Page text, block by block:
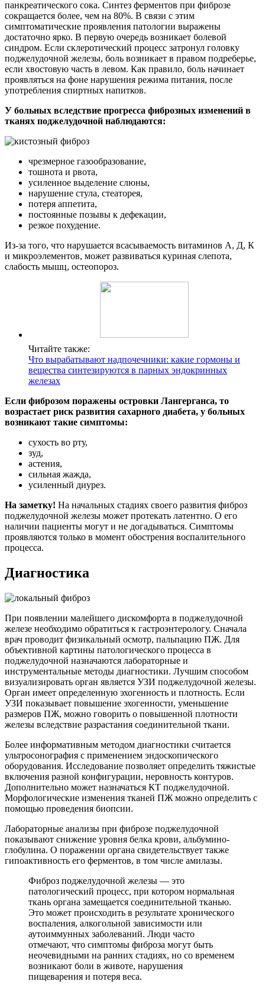
панкреатического сока. Синтез ферментов при фиброзе
сокращается более, чем на 80%. В связи с этим
симптоматические проявления патологии выражены
достаточно ярко. В первую очередь возникает болевой
синдром. Если склеротический процесс затронул головку
поджелудочной железы, боль возникает в правом подреберье,
если хвостовую часть в левом. Как правило, боль начинает
проявляться на фоне нарушения режима питания, после
употребления спиртных напитков.
У больных вследствие прогресса фиброзных изменений в
тканях поджелудочной наблюдаются:
чрезмерное газообразование,
тошнота и рвота,
усиленное выделение слюны,
нарушение стула, стеаторея,
потеря аппетита,
постоянные позывы к дефекации,
резкое похудение.
Из-за того, что нарушается всасываемость витаминов А, Д, К
и микроэлементов, может развиваться куриная слепота,
слабость мышц, остеопороз.
Читайте также:
Что вырабатывают надпочечники: какие гормоны и
вещества синтезируются в парных эндокринных
железах
Если фиброзом поражены островки Лангерганса, то
возрастает риск развития сахарного диабета, у больных
возникают такие симптомы:
сухость во рту,
зуд,
астения,
сильная жажда,
усиленный диурез.
На заметку! На начальных стадиях своего развития фиброз
поджелудочной железы может протекать латентно. О его
наличии пациенты могут и не догадываться. Симптомы
проявляются только в момент обострения воспалительного
процесса.
Диагностика
При появлении малейшего дискомфорта в поджелудочной
железе необходимо обратиться к гастроэнтерологу. Сначала
врач проводит физикальный осмотр, пальпацию ПЖ. Для
объективной картины патологического процесса в
поджелудочной назначаются лабораторные и
инструментальные методы диагностики. Лучшим способом
визуализировать орган является УЗИ поджелудочной железы.
Орган имеет определенную эхогенность и плотность. Если
УЗИ показывает повышение эхогенности, уменьшение
размеров ПЖ, можно говорить о повышенной плотности
железы вследствие разрастания соединительной ткани.
Более информативным методом диагностики считается
ультросонография с применением эндоскопического
оборудования. Исследование позволяет определить тяжистые
включения разной конфигурации, неровность контуров.
Дополнительно может назначаться КТ поджелудочной.
Морфологические изменения тканей ПЖ можно определить с
помощью проведения биопсии.
Лабораторные анализы при фиброзе поджелудочной
показывают снижение уровня белка крови, альбумино-
глобулина. О поражении органа свидетельствует также
гипоактивность его ферментов, в том числе амилазы.
Фиброз поджелудочной железы — это
патологический процесс, при котором нормальная
ткань органа замещается соединительной тканью.
Это может происходить в результате хронического
воспаления, алкогольной зависимости или
аутоиммунных заболеваний. Люди часто
отмечают, что симптомы фиброза могут быть
неочевидными на ранних стадиях, но со временем
возникают боли в животе, нарушения
пищеварения и потеря веса.